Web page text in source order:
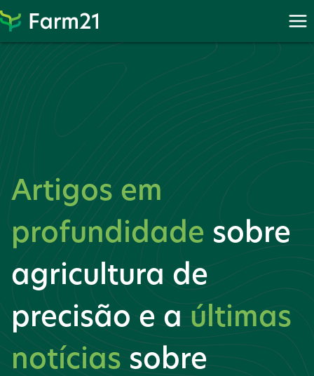
Proceder
para
Artigos em
profundidade sobre
agricultura de
precisão e a últimas
notíciassobre